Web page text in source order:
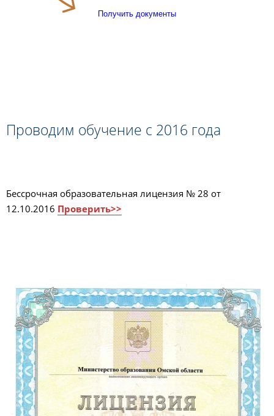
Получить документы
Проводим обучение с 2016 года
Бессрочная образовательная лицензия № 28 от
12.10.2016 Проверить>>